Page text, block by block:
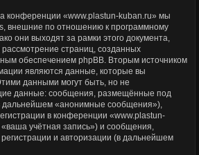
конференции «www.plastun-kuban.ru» мы
внешние по отношению к программному
они выходят за рамки этого документа,
рассмотрение страниц, созданных
обеспечением phpBB. Вторым источником
являются данные, которые вы
данными могут быть, но не
данные: сообщения, размещённые под
дальнейшем «анонимные сообщения»),
в конференции «www.plastun-
учётная запись») и сообщения,
и авторизации (в дальнейшем